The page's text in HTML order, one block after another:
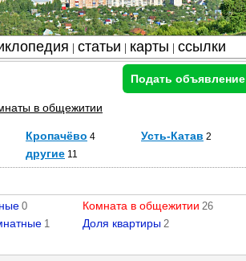
статьи карты ссылки
Подать объявление
в общежитии
Кропачёво 4 Усть-Катав 2
другие 11
0 Комната в общежитии 26
1 Доля квартиры 2